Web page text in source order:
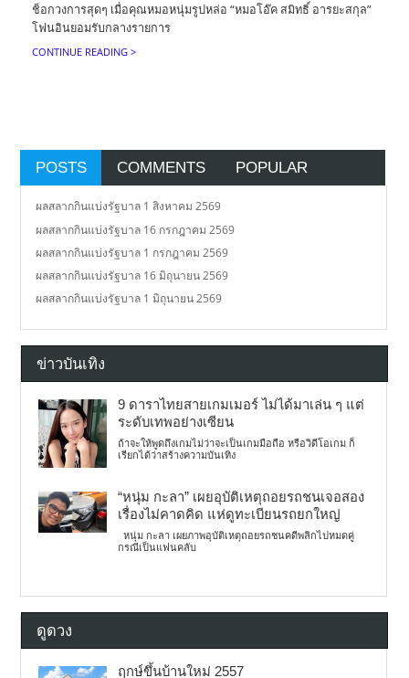
ช็อกวงการสุดๆ เมื่อคุณหมอหนุ่มรูปหล่อ “หมอโอ๊ค สมิทธิ์ อารยะสกุล”
โฟนอินยอมรับกลางรายการ
CONTINUE READING >
POSTS COMMENTS POPULAR
ผลสลากกินแบ่งรัฐบาล 1 สิงหาคม 2569
ผลสลากกินแบ่งรัฐบาล 16 กรกฎาคม 2569
ผลสลากกินแบ่งรัฐบาล 1 กรกฎาคม 2569
ผลสลากกินแบ่งรัฐบาล 16 มิถุนายน 2569
ผลสลากกินแบ่งรัฐบาล 1 มิถุนายน 2569
ข่าวบันเทิง
9 ดาราไทยสายเกมเมอร์ ไม่ได้มาเล่น ๆ แต่
ระดับเทพอย่างเซียน
ถ้าจะให้พูดถึงเกมไม่ว่าจะเป็นเกมมือถือ หรือวิดีโอเกม ก็
เรียกได้ว่าสร้างความบันเทิง
“หนุ่ม กะลา” เผยอุบัติเหตุถอยรถชนเจอสอง
เรื่องไม่คาดคิด แห่ดูทะเบียนรถยกใหญ่
หนุ่ม กะลา เผยภาพอุบัติเหตุถอยรถชนคดีพลิกไปหมดคู่
กรณีเป็นแฟนคลับ
ดูดวง
ฤกษ์ขึ้นบ้านใหม่ 2557